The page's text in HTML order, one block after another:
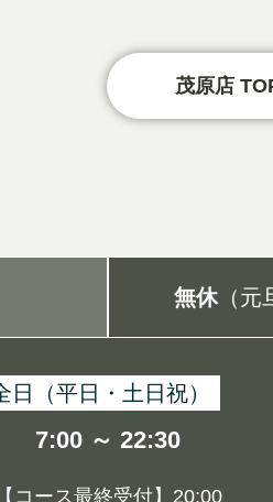
無休（元
日（平日・土日祝）
7:00 ～ 22:30
【コース最終受付】20:00
茂原店